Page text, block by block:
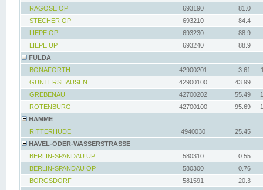
RAGÖSE OP
693190
81.0
STECHER OP
693210
84.4
LIEPE OP
693230
88.9
LIEPE UP
693240
88.9
FULDA
BONAFORTH
42900201 3.61
GUNTERSHAUSEN
42900100
43.99
GREBENAU
42700202 55.49
ROTENBURG
42700100 95.69
HAMME
RITTERHUDE
4940030
25.45
HAVEL-ODER-WASSERSTRASSE
BERLIN-SPANDAU UP
580310
0.55
BERLIN-SPANDAU OP
580300
0.76
BORGSDORF
581591
20.3